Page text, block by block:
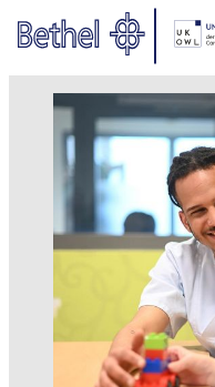
Zum Hauptinhalt springen
Zur Fußzeile springen
Bethel -